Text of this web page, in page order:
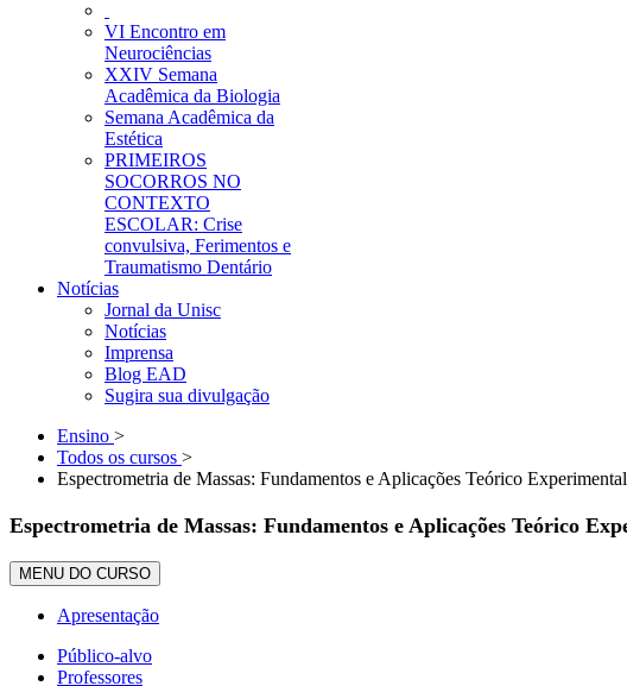
VI Encontro em
Neurociências
XXIV Semana
Acadêmica da Biologia
Semana Acadêmica da
Estética
PRIMEIROS
SOCORROS NO
CONTEXTO
ESCOLAR: Crise
convulsiva, Ferimentos e
Traumatismo Dentário
Notícias
Jornal da Unisc
Notícias
Imprensa
Blog EAD
Sugira sua divulgação
Ensino >
Todos os cursos >
Espectrometria de Massas: Fundamentos e Aplicações Teórico Experimental
Espectrometria de Massas: Fundamentos e Aplicações Teórico
MENU DO CURSO
Apresentação
Público-alvo
Professores